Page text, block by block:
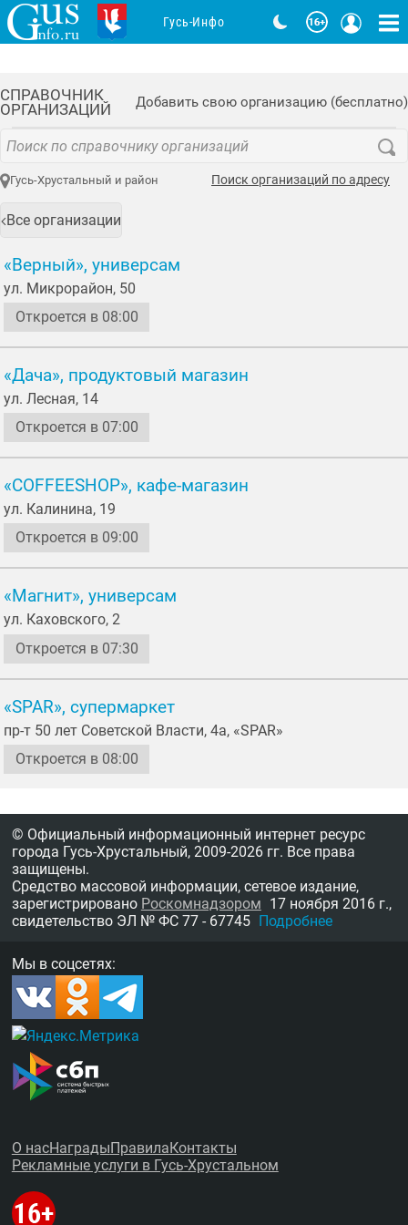
СПРАВОЧНИК
ОРГАНИЗАЦИЙ
Добавить свою организацию (бесплатно)
Гусь-Хрустальный и район Поиск организаций по адресу
Все организации
«Верный», универсам
ул. Микрорайон, 50
Откроется в 08:00
«Дача», продуктовый магазин
ул. Лесная, 14
Откроется в 07:00
«COFFEESHOP», кафе-магазин
ул. Калинина, 19
Откроется в 09:00
«Магнит», универсам
ул. Каховского, 2
Откроется в 07:30
«SPAR», супермаркет
пр-т 50 лет Советской Власти, 4а, «SPAR»
Откроется в 08:00
Гусь-Инфо
© Официальный информационный интернет ресурс
города Гусь-Хрустальный, 2009-2026 гг. Все права
защищены.
Средство массовой информации, сетевое издание,
зарегистрировано Роскомнадзором 17 ноября 2016 г.,
свидетельство ЭЛ № ФС 77 - 67745 Подробнее
Мы в соцсетях:
О насНаградыПравилаКонтакты
Рекламные услуги в Гусь-Хрустальном